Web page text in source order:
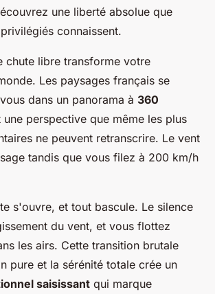
une liberté absolue que
connaissent.
chute libre transforme votre
Les paysages français se
dans un panorama à 360
perspective que même les plus
ne peuvent retranscrire. Le vent
tandis que vous filez à 200 km/h
s'ouvre, et tout bascule. Le silence
du vent, et vous flottez
les airs. Cette transition brutale
pure et la sérénité totale crée un
saisissant qui marque